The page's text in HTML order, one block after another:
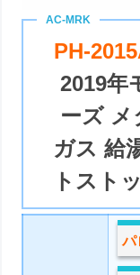
PH-
2019年
ーズ
ガス 給
トスト
パ